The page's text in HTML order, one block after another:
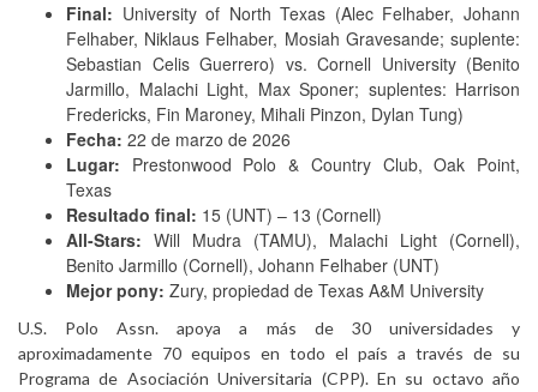
Final: University of North Texas (Alec Felhaber, Johann
Felhaber, Niklaus Felhaber, Mosiah Gravesande; suplente:
Sebastian Celis Guerrero) vs. Cornell University (Benito
Jarmillo, Malachi Light, Max Sponer; suplentes: Harrison
Fredericks, Fin Maroney, Mihali Pinzon, Dylan Tung)
Fecha: 22 de marzo de 2026
Lugar: Prestonwood Polo & Country Club, Oak Point,
Texas
Resultado final: 15 (UNT) – 13 (Cornell)
All-Stars: Will Mudra (TAMU), Malachi Light (Cornell),
Benito Jarmillo (Cornell), Johann Felhaber (UNT)
Mejor pony: Zury, propiedad de Texas A&M University
U.S. Polo Assn. apoya a más de 30 universidades y
aproximadamente 70 equipos en todo el país a través de su
Programa de Asociación Universitaria (CPP). En su octavo año